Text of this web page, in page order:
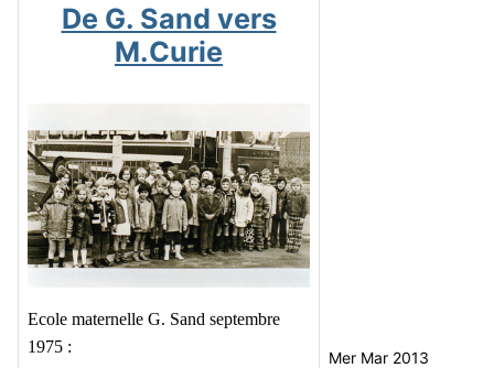
De G. Sand vers
M.Curie
Ecole maternelle G. Sand septembre
1975 :
Mer Mar 2013